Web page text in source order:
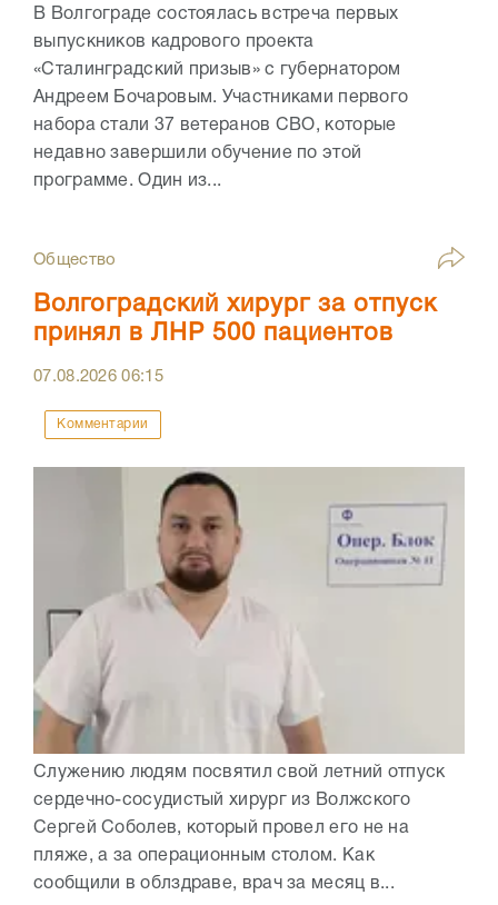
В Волгограде состоялась встреча первых
выпускников кадрового проекта
«Сталинградский призыв» с губернатором
Андреем Бочаровым. Участниками первого
набора стали 37 ветеранов СВО, которые
недавно завершили обучение по этой
программе. Один из...
Общество
Волгоградский хирург за отпуск
принял в ЛНР 500 пациентов
07.08.202606:15
Комментарии
Служению людям посвятил свой летний отпуск
сердечно-сосудистый хирург из Волжского
Сергей Соболев, который провел его не на
пляже, а за операционным столом. Как
сообщили в облздраве, врач за месяц в...